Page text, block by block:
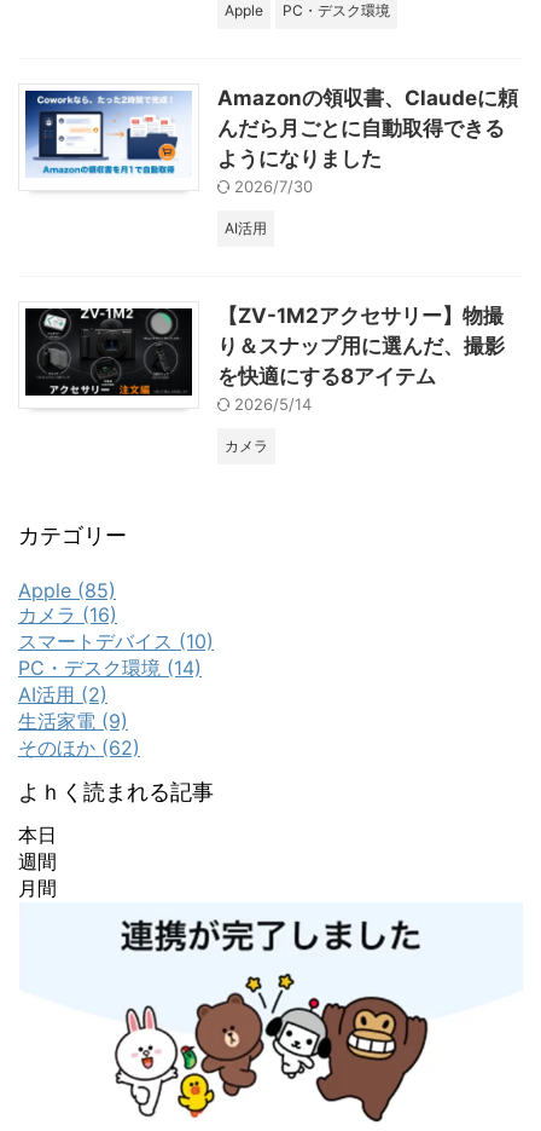
Apple PC・デスク環境
Amazonの領収書、Claudeに頼
んだら月ごとに自動取得できる
ようになりました
2026/7/30
AI活用
【ZV-1M2アクセサリー】物撮
り＆スナップ用に選んだ、撮影
を快適にする8アイテム
2026/5/14
カメラ
カテゴリー
Apple (85)
カメラ (16)
スマートデバイス (10)
PC・デスク環境 (14)
AI活用 (2)
生活家電 (9)
そのほか (62)
よｈく読まれる記事
本日
週間
月間